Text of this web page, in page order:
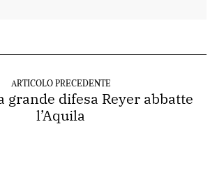
ARTICOLO PRECEDENTE
grande difesa Reyer abbatte
l’Aquila